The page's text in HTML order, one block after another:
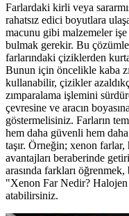
Farlardaki kirli veya
rahatsız edici boyutlara
macunu gibi malzemeler
bulmak gerekir. Bu
farlarındaki çiziklerden
Bunun için öncelikle kaba
kullanabilir, çizikler
zımparalama işlemini
çevresine ve aracın
göstermelisiniz. Farların
hem daha güvenli hem
taşır. Örneğin; xenon
avantajları beraberinde
arasında farkları
"Xenon Far Nedir?
atabilirsiniz.